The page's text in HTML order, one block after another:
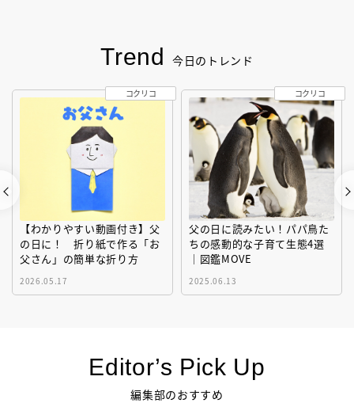
Trend 今日のトレンド
【わかりやすい動画付き】父
の日に！ 折り紙で作る「お
父さん」の簡単な折り方
2026.05.17
コクリコ
父の日に読みたい！パパ鳥た
ちの感動的な子育て生態4選
｜図鑑MOVE
2025.06.13
コクリコ
Editor’s Pick Up
編集部のおすすめ